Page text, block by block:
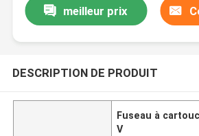
meilleur prix
DESCRIPTION DE PRODUIT
Fuseau à
V